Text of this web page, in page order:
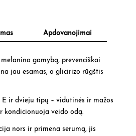
Apdovanojimai
gamybą, prevenciškai
jau esamas, o glicirizo rūgštis
ir dvieju tipų – vidutinės ir mažos
kondicionuoja veido odą.
nors ir primena serumą, jis